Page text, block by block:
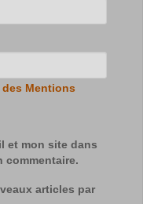
des Mentions
et mon site dans
commentaire.
articles par